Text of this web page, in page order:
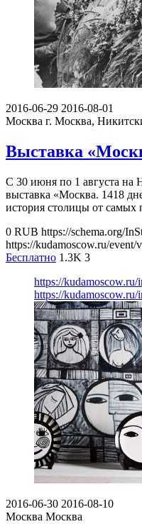
2016-06-29 2016-08-01
Москва г. Москва,
Выставка
С 30 июня по 1 августа на
выставка «Москва. 1418
история столицы от
0 RUB https://schema.org/
https://kudamoscow.ru/
Бесплатно 1.3K 3
https://kudamoscow.ru/
https://kudamoscow.ru/
2016-06-30 2016-08-10
Москва Москва